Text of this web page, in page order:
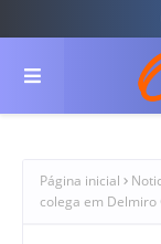
Página inicial
colega em Delmiro